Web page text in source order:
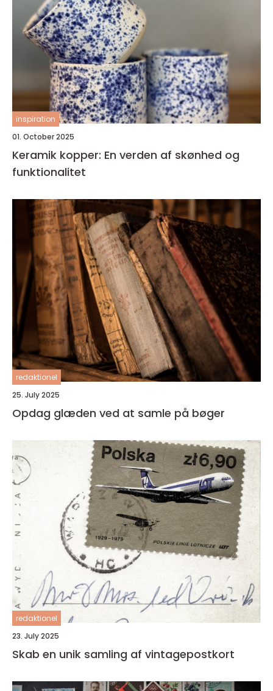
inspiration
01. October 2025
Keramik kopper: En verden af skønhed og
funktionalitet
redaktionel
25. July 2025
Opdag glæden ved at samle på bøger
redaktionel
23. July 2025
Skab en unik samling af vintagepostkort